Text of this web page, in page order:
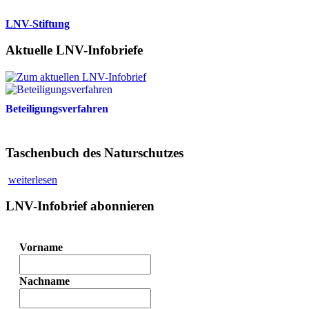
LNV-Stiftung
Aktuelle LNV-Infobriefe
Beteiligungsverfahren
Taschenbuch des Naturschutzes
weiterlesen
LNV-Infobrief abonnieren
Vorname
Nachname